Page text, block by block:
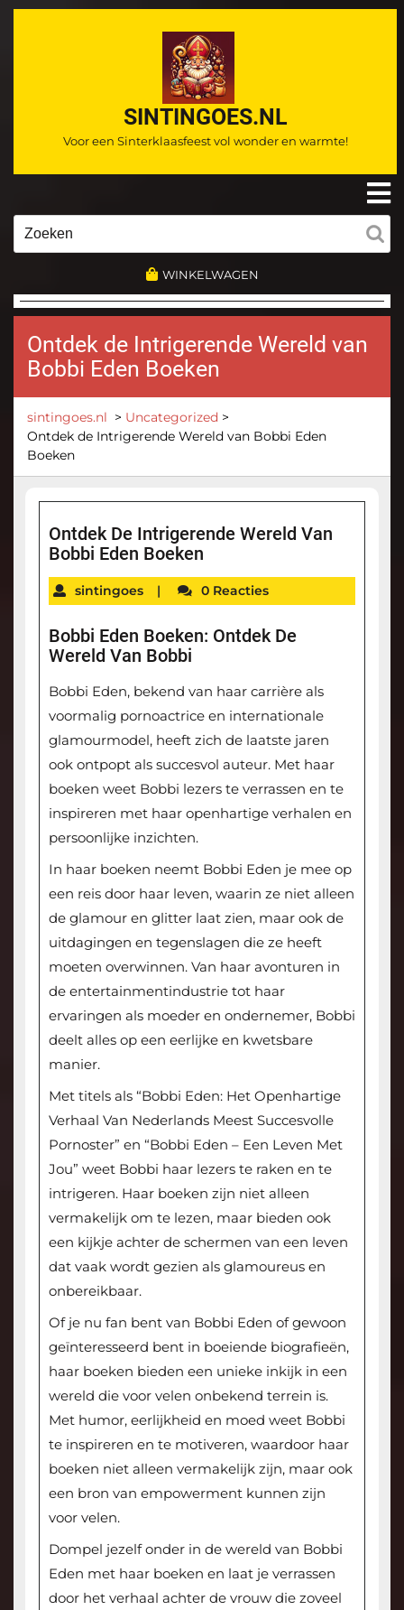
Ga
SINTINGOES.NL
Voor een Sinterklaasfeest vol wonder en warmte!
WINKELWAGEN
Ontdek de Intrigerende Wereld van
Bobbi Eden Boeken
sintingoes.nl > Uncategorized >
Ontdek de Intrigerende Wereld van Bobbi Eden
Boeken
Ontdek De Intrigerende Wereld Van
Bobbi Eden Boeken
sintingoes | 0 Reacties
Bobbi Eden Boeken: Ontdek De
Wereld Van Bobbi
Bobbi Eden, bekend van haar carrière als
voormalig pornoactrice en internationale
glamourmodel, heeft zich de laatste jaren
ook ontpopt als succesvol auteur. Met haar
boeken weet Bobbi lezers te verrassen en te
inspireren met haar openhartige verhalen en
persoonlijke inzichten.
In haar boeken neemt Bobbi Eden je mee op
een reis door haar leven, waarin ze niet alleen
de glamour en glitter laat zien, maar ook de
uitdagingen en tegenslagen die ze heeft
moeten overwinnen. Van haar avonturen in
de entertainmentindustrie tot haar
ervaringen als moeder en ondernemer, Bobbi
deelt alles op een eerlijke en kwetsbare
manier.
Met titels als “Bobbi Eden: Het Openhartige
Verhaal Van Nederlands Meest Succesvolle
Pornoster” en “Bobbi Eden – Een Leven Met
Jou” weet Bobbi haar lezers te raken en te
intrigeren. Haar boeken zijn niet alleen
vermakelijk om te lezen, maar bieden ook
een kijkje achter de schermen van een leven
dat vaak wordt gezien als glamoureus en
onbereikbaar.
Of je nu fan bent van Bobbi Eden of gewoon
geïnteresseerd bent in boeiende biografieën,
haar boeken bieden een unieke inkijk in een
wereld die voor velen onbekend terrein is.
Met humor, eerlijkheid en moed weet Bobbi
te inspireren en te motiveren, waardoor haar
boeken niet alleen vermakelijk zijn, maar ook
een bron van empowerment kunnen zijn
voor velen.
Dompel jezelf onder in de wereld van Bobbi
Eden met haar boeken en laat je verrassen
door het verhaal achter de vrouw die zoveel